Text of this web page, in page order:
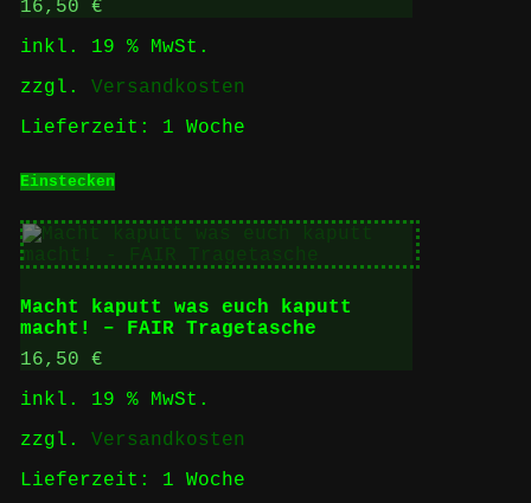
16,50 €
inkl. 19 % MwSt.
zzgl. Versandkosten
Lieferzeit: 1 Woche
Einstecken
Macht kaputt was euch kaputt
macht! – FAIR Tragetasche
16,50 €
inkl. 19 % MwSt.
zzgl. Versandkosten
Lieferzeit: 1 Woche